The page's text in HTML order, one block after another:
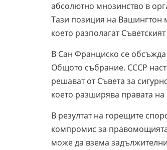
абсолютно мнозинство в
Тази позиция на Вашингтон
което разполагат
В Сан Франциско се обсъжда
Общото събрание. СССР
решават от Съвета за
което разширява правата
В резултат на горещите
компромис за
може да взема